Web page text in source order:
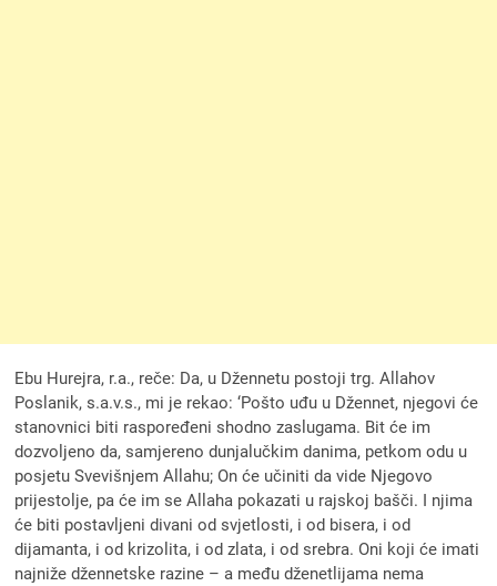
Ebu Hurejra, r.a., reče: Da, u Džennetu postoji trg. Allahov
Poslanik, s.a.v.s., mi je rekao: ‘Pošto uđu u Džennet, njegovi će
stanovnici biti raspoređeni shodno zaslugama. Bit će im
dozvoljeno da, samjereno dunjalučkim danima, petkom odu u
posjetu Svevišnjem Allahu; On će učiniti da vide Njegovo
prijestolje, pa će im se Allaha pokazati u rajskoj bašči. I njima
će biti postavljeni divani od svjetlosti, i od bisera, i od
dijamanta, i od krizolita, i od zlata, i od srebra. Oni koji će imati
najniže džennetske razine – a među dženetlijama nema